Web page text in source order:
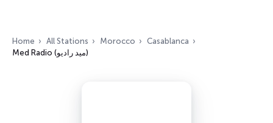
Home All Stations Morocco
Casablanca
Med Radio (ميد راديو)